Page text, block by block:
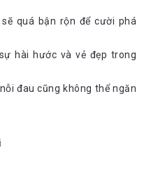
quá bận rộn để cười phá
hài hước và vẻ đẹp trong
đau cũng không thể ngăn